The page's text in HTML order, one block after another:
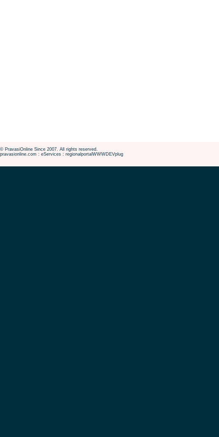
© PravasiOnline Since 2007. All rights reserved.
pravasionline.com : eServices : regionalportalWWWDEVplug